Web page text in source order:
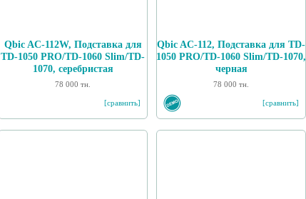
Qbic AC-112W, Подставка для
TD-1050 PRO/TD-1060 Slim/TD-
1070, серебристая
78 000 тн.
[сравнить]
Qbic AC-112, Подставка для TD-
1050 PRO/TD-1060 Slim/TD-1070,
черная
78 000 тн.
[сравнить]